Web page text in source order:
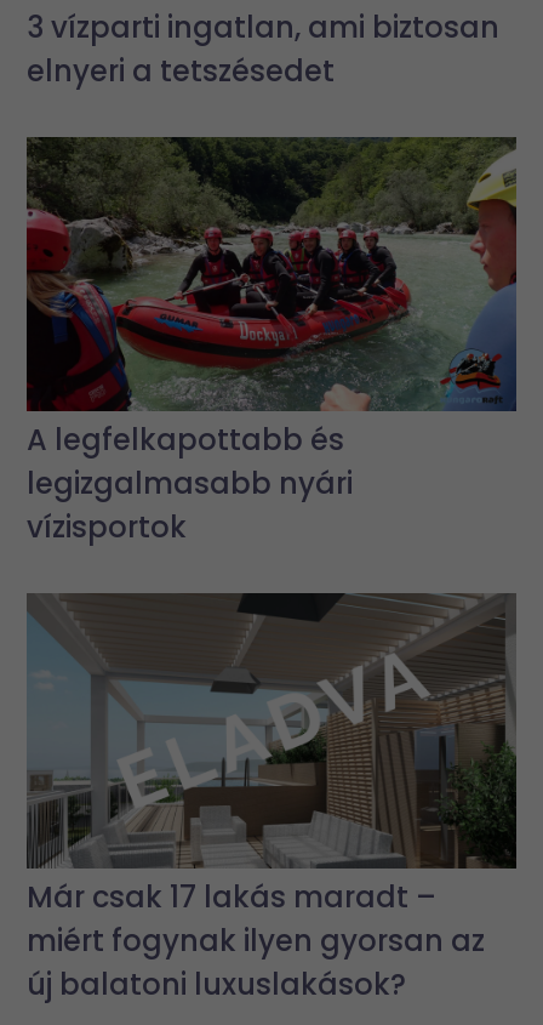
3 vízparti ingatlan, ami biztosan
elnyeri a tetszésedet
A legfelkapottabb és
legizgalmasabb nyári
vízisportok
Már csak 17 lakás maradt –
miért fogynak ilyen gyorsan az
új balatoni luxuslakások?